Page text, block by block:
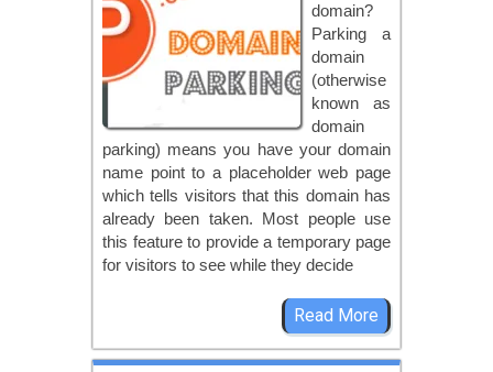
domain?
Parking a
domain
(otherwise
known as
domain
parking) means you have your domain
name point to a placeholder web page
which tells visitors that this domain has
already been taken. Most people use
this feature to provide a temporary page
for visitors to see while they decide
Read More